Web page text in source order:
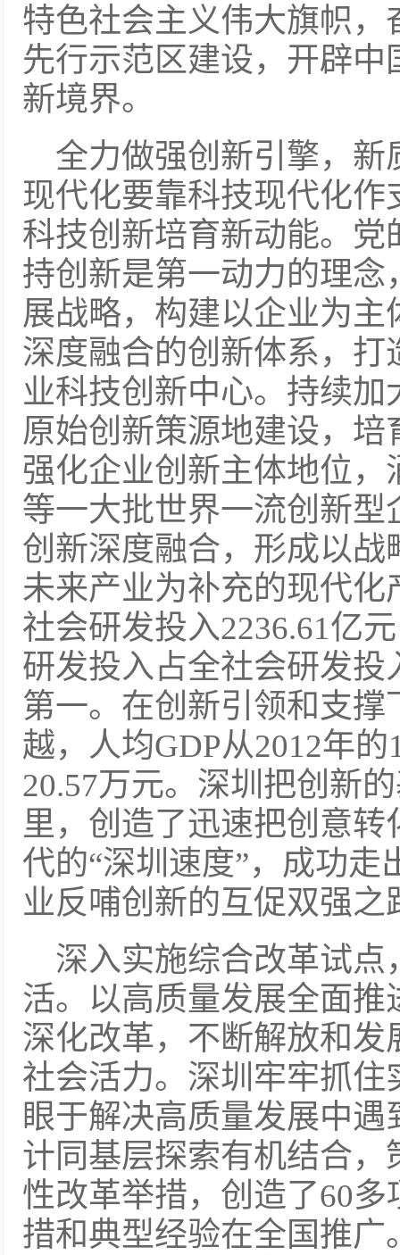
特色社会主义伟大旗帜
先行示范区建设，开辟
新境界。
全力做强创新引擎，
现代化要靠科技现代化
科技创新培育新动能。
持创新是第一动力的理
展战略，构建以企业为
深度融合的创新体系，
业科技创新中心。持续
原始创新策源地建设，
强化企业创新主体地位
等一大批世界一流创新
创新深度融合，形成以
未来产业为补充的现代化
社会研发投入2236.61亿
研发投入占全社会研发投
第一。在创新引领和支
越，人均GDP从2012年
20.57万元。深圳把创新
里，创造了迅速把创意
代的“深圳速度”，成功
业反哺创新的互促双强之
深入实施综合改革试
活。以高质量发展全面
深化改革，不断解放和
社会活力。深圳牢牢抓
眼于解决高质量发展中
计同基层探索有机结合
性改革举措，创造了60多
措和典型经验在全国推